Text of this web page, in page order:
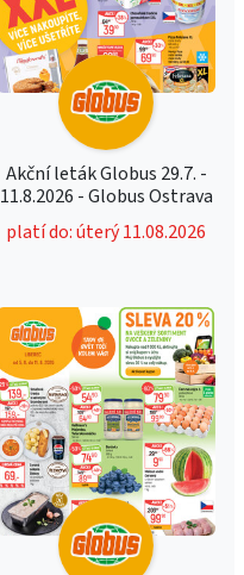
Akční leták Globus 29.7. -
11.8.2026 - Globus Ostrava
platí do: úterý 11.08.2026